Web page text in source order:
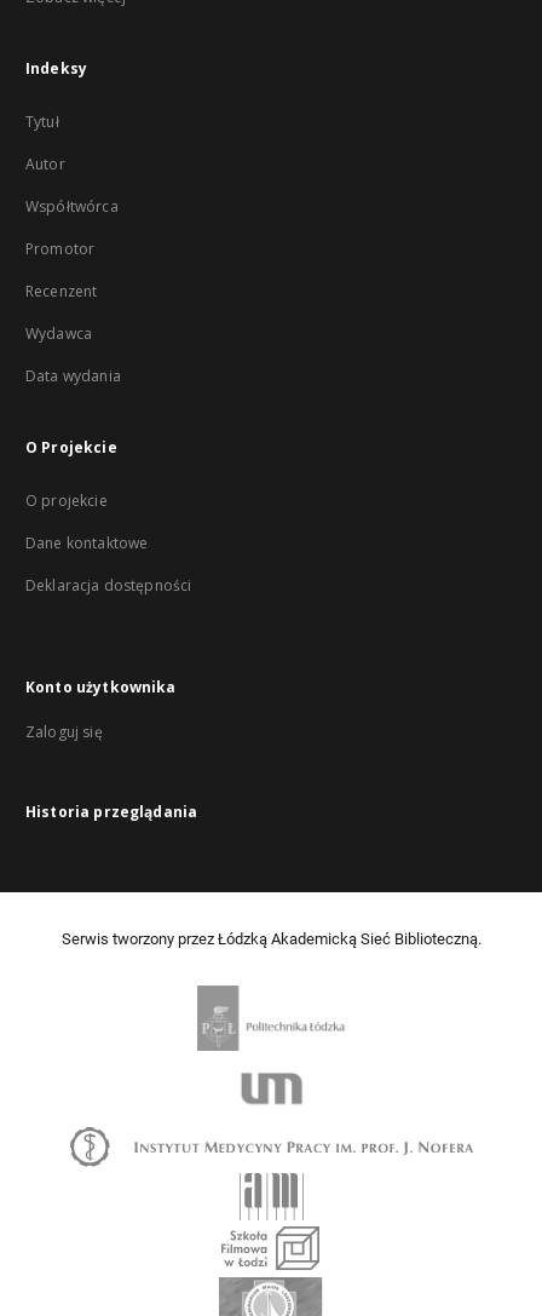
Indeksy
Tytuł
Autor
Współtwórca
Promotor
Recenzent
Wydawca
Data wydania
O Projekcie
O projekcie
Dane kontaktowe
Deklaracja dostępności
Konto użytkownika
Zaloguj się
Historia przeglądania
Serwis tworzony przez Łódzką Akademicką Sieć Biblioteczną.